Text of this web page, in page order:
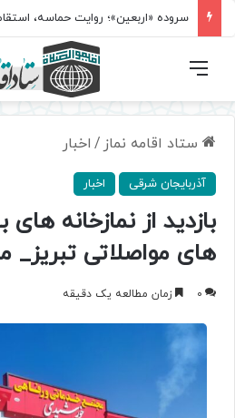
فهرست
ستاد اقامه نماز / اخبار
آذربایجان شرقی اخبار
بازدید از نمازخانه های
های مواصلاتی تبریز_
0 زمان مطالعه یک دقیقه